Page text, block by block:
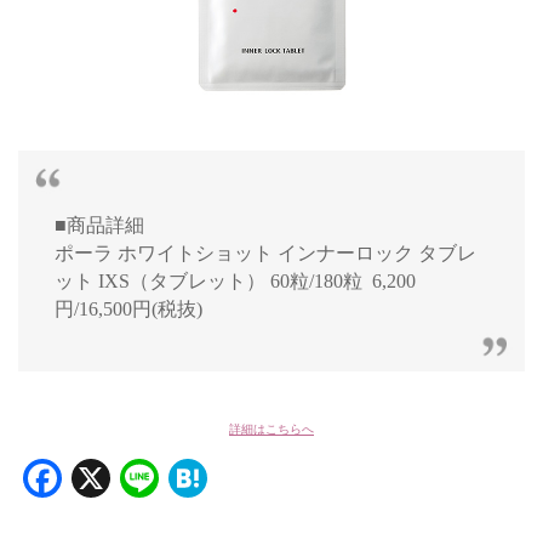
■商品詳細
ポーラ ホワイトショット インナーロック タブレ
ット IXS（タブレット） 60粒/180粒 6,200
円/16,500円(税抜)
詳細はこちらへ
Facebook
X Line